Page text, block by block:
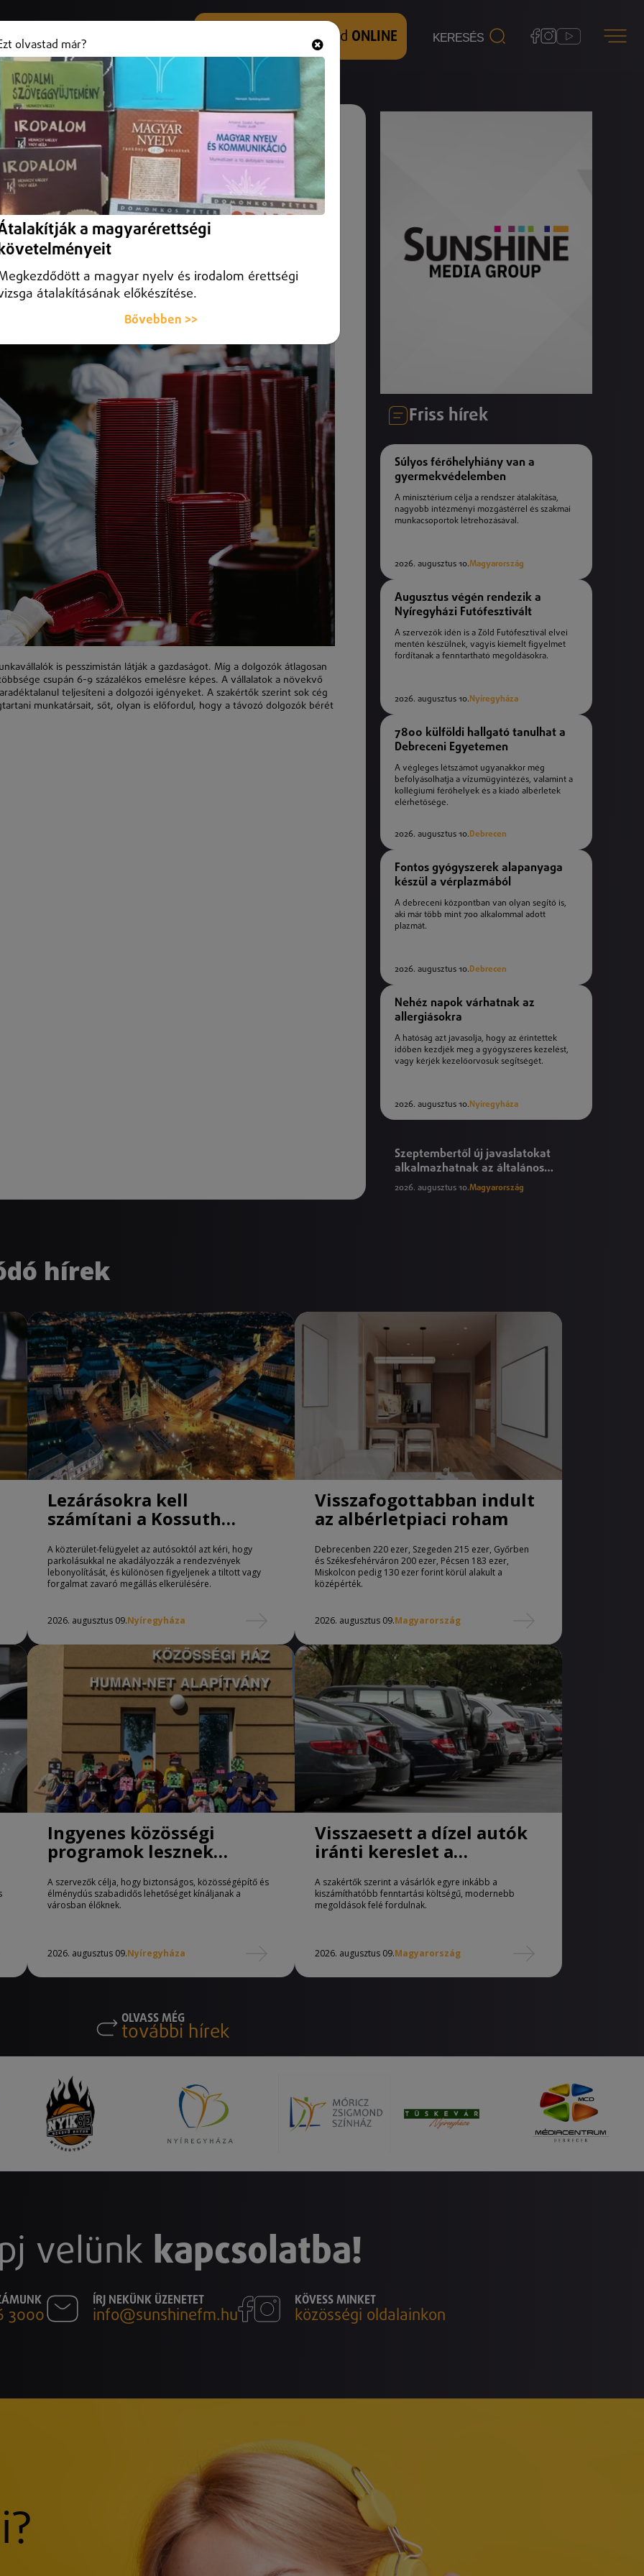
+36 (20) 316 3000 Hallgasd és nézd ONLINE
is pesszimistán látják a
el, addig a cégek többsége csupán 6-9 százalékos emelésre
is pesszimistán látják a gazdaságot. Míg a dolgozók átlagosan
csupán 6-9 százalékos emelésre képes. A vállalatok a növekvő
teljesíteni a dolgozói igényeket. A szakértők szerint sok cég
munkatársait, sőt, olyan is előfordul, hogy a távozó dolgozók bérét
Friss hírek
Súlyos férőhelyhiány van a
gyermekvédelemben
A minisztérium célja a rendszer átalakítása,
nagyobb intézményi mozgástérrel és szakmai
munkacsoportok létrehozásával.
2026. augusztus 10.Magyarország
Augusztus végén rendezik a
Nyíregyházi Futófesztivált
A szervezők idén is a Zöld Futófesztivál elvei
mentén készülnek, vagyis kiemelt figyelmet
fordítanak a fenntartható megoldásokra.
2026. augusztus 10. Nyíregyháza
7800 külföldi hallgató tanulhat a
Debreceni Egyetemen
A végleges létszámot ugyanakkor még
befolyásolhatja a vízumügyintézés, valamint a
kollégiumi férőhelyek és a kiadó albérletek
elérhetősége.
2026. augusztus 10.Debrecen
Fontos gyógyszerek alapanyaga
készül a vérplazmából
A debreceni központban van olyan segítő is,
aki már több mint 700 alkalommal adott
plazmát.
2026. augusztus 10.Debrecen
Nehéz napok várhatnak az
allergiásokra
A hatóság azt javasolja, hogy az érintettek
időben kezdjék meg a gyógyszeres kezelést,
vagy kérjék kezelőorvosuk segítségét.
2026. augusztus 10. Nyíregyháza
Szeptembertől új javaslatokat
alkalmazhatnak az általános
iskolák
2026. augusztus 10.Magyarország
hírek
Lezárásokra kell
számítani a Kossuth
A közterület-felügyelet az autósoktól azt kéri, hogy
parkolásukkal ne akadályozzák a rendezvények
lebonyolítását, és különösen figyeljenek a tiltott vagy
forgalmat zavaró megállás elkerülésére.
2026. augusztus 09.Nyíregyháza
Visszafogottabban indult
az albérletpiaci roham
Debrecenben 220 ezer, Szegeden 215 ezer, Győrben
és Székesfehérváron 200 ezer, Pécsen 183 ezer,
Miskolcon pedig 130 ezer forint körül alakult a
középérték.
2026. augusztus 09.Magyarország
Ingyenes közösségi
programok lesznek
Nyíregyházán
A szervezők célja, hogy biztonságos, közösségépítő és
élménydús szabadidős lehetőséget kínáljanak a
városban élőknek.
2026. augusztus 09.Nyíregyháza
Visszaesett a dízel autók
iránti kereslet a
A szakértők szerint a vásárlók egyre inkább a
kiszámíthatóbb fenntartási költségű, modernebb
megoldások felé fordulnak.
2026. augusztus 09.Magyarország
OLVASS MÉG
további hírek
velünk kapcsolatba!
3000
ÍRJ NEKÜNK ÜZENETET
info@sunshinefm.hu
KÖVESS MINKET
közösségi oldalainkon
olvastad már?
a magyarérettségi
követelményeit
a magyar nyelv és irodalom érettségi
átalakításának előkészítése.
Bővebben >>